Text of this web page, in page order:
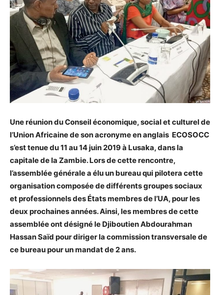
Une réunion du Conseil économique, social et culturel de
l’Union Africaine de son acronyme en anglais ECOSOCC
s’est tenue du 11 au 14 juin 2019 à Lusaka, dans la
capitale de la Zambie. Lors de cette rencontre,
l’assemblée générale a élu un bureau qui pilotera cette
organisation composée de différents groupes sociaux
et professionnels des États membres de l’UA, pour les
deux prochaines années. Ainsi, les membres de cette
assemblée ont désigné le Djiboutien Abdourahman
Hassan Saïd pour diriger la commission transversale de
ce bureau pour un mandat de 2 ans.